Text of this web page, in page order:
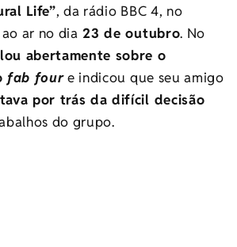
Life”, da rádio BBC 4, no
ar no dia 23 de outubro. No
abertamente sobre o
fab foure indicou que seu amigo
por trás da difícil decisão
do grupo.